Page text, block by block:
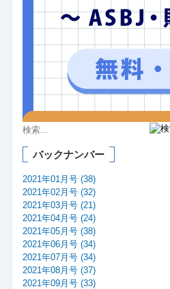
バックナンバー
2021年01月号 (38)
2021年02月号 (32)
2021年03月号 (21)
2021年04月号 (24)
2021年05月号 (38)
2021年06月号 (34)
2021年07月号 (34)
2021年08月号 (37)
2021年09月号 (33)